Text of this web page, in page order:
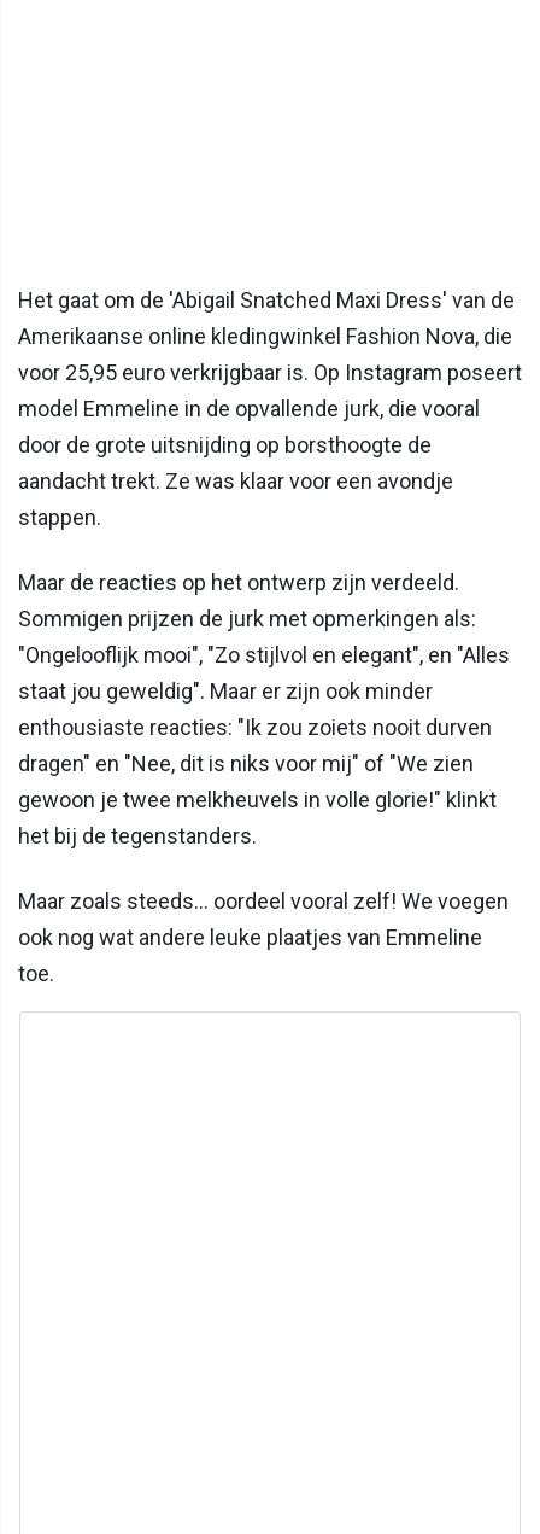
Het gaat om de 'Abigail Snatched Maxi Dress' van de
Amerikaanse online kledingwinkel Fashion Nova, die
voor 25,95 euro verkrijgbaar is. Op Instagram poseert
model Emmeline in de opvallende jurk, die vooral
door de grote uitsnijding op borsthoogte de
aandacht trekt. Ze was klaar voor een avondje
stappen.
Maar de reacties op het ontwerp zijn verdeeld.
Sommigen prijzen de jurk met opmerkingen als:
"Ongelooflijk mooi", "Zo stijlvol en elegant", en "Alles
staat jou geweldig". Maar er zijn ook minder
enthousiaste reacties: "Ik zou zoiets nooit durven
dragen" en "Nee, dit is niks voor mij" of "We zien
gewoon je twee melkheuvels in volle glorie!" klinkt
het bij de tegenstanders.
Maar zoals steeds... oordeel vooral zelf! We voegen
ook nog wat andere leuke plaatjes van Emmeline
toe.